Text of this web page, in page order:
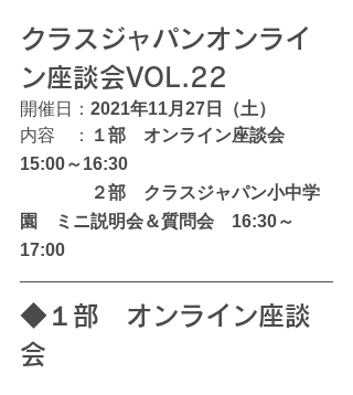
クラスジャパンオンライ
ン座談会VOL.22
開催日： 2021年11月27日（土）
内容　：
１部　オンライン座談会
15:00～16:30
２部　クラスジャパン小中学
園　ミニ説明会＆質問会　16:30～
17:00
◆１部　オンライン座談
会